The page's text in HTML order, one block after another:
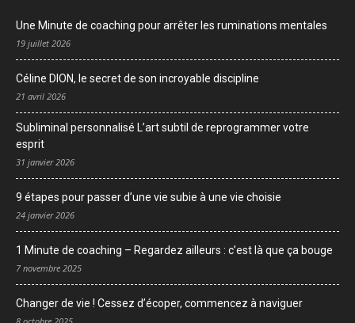
Une Minute de coaching pour arrêter les ruminations mentales
19 juillet 2026
Céline DION, le secret de son incroyable discipline
21 avril 2026
Subliminal personnalisé L’art subtil de reprogrammer votre
esprit
31 janvier 2026
9 étapes pour passer d’une vie subie à une vie choisie
24 janvier 2026
1 Minute de coaching – Regardez ailleurs : c’est là que ça bouge
7 novembre 2025
Changer de vie ! Cessez d’écoper, commencez à naviguer